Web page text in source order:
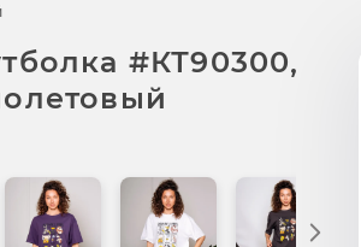
Футболка #КТ90300, фиолетовый
#КТ90300,